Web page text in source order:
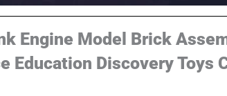
Engine Model Brick
Education Discovery Toys